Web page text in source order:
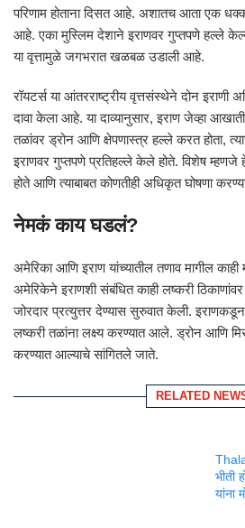
परिणाम होताना दिसत आहे. अशातच आता एक
आहे. एका मुस्लिम देशाने इराणवर गुप्तपणे हल्ले
या वृत्तामुळे जगभरात खळबळ उडाली आहे.
रॉयटर्स या आंतरराष्ट्रीय वृत्तसंस्थेने दोन इराणी
दावा केला आहे. या दाव्यानुसार, इराण जेव्हा
तळांवर ड्रोन आणि क्षेपणास्त्र हल्ले करत होता,
इराणवर गुप्तपणे प्रतिहल्ले केले होते. विशेष
होते आणि त्याबाबत कोणतीही अधिकृत घोषणा
नेमकं काय घडलं?
अमेरिका आणि इराण यांच्यातील तणाव मागील
अमेरिकेने इराणशी संबंधित काही लष्करी
जोरदार प्रत्युत्तर देण्यास सुरुवात केली.
लष्करी तळांना लक्ष्य करण्यात आले. ड्रोन आणि
करण्यात आल्याचे सांगितले जाते.
RELATED
भीती
यांना